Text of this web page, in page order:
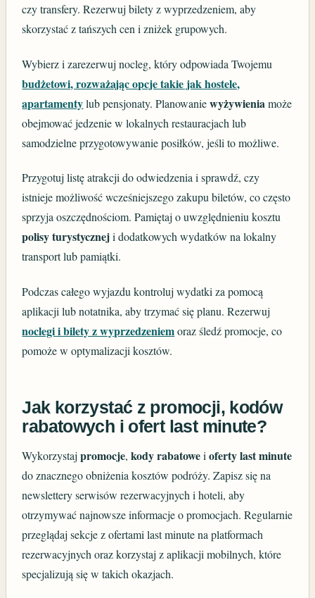
czy transfery. Rezerwuj bilety z wyprzedzeniem, aby
skorzystać z tańszych cen i zniżek grupowych.
Wybierz i zarezerwuj nocleg, który odpowiada Twojemu
budżetowi, rozważając opcje takie jak hostele,
apartamentylub pensjonaty. Planowaniewyżywienia może
obejmować jedzenie w lokalnych restauracjach lub
samodzielne przygotowywanie posiłków, jeśli to możliwe.
Przygotuj listę atrakcji do odwiedzenia i sprawdź, czy
istnieje możliwość wcześniejszego zakupu biletów, co często
sprzyja oszczędnościom. Pamiętaj o uwzględnieniu kosztu
polisy turystyczneji dodatkowych wydatków na lokalny
transport lub pamiątki.
Podczas całego wyjazdu kontroluj wydatki za pomocą
aplikacji lub notatnika, aby trzymać się planu. Rezerwuj
noclegi i bilety z wyprzedzeniemoraz śledź promocje, co
pomoże w optymalizacji kosztów.
Jak korzystać z promocji, kodów
rabatowych i ofert last minute?
Wykorzystajpromocje,kody rabatoweioferty last minute
do znacznego obniżenia kosztów podróży. Zapisz się na
newslettery serwisów rezerwacyjnych i hoteli, aby
otrzymywać najnowsze informacje o promocjach. Regularnie
przeglądaj sekcje z ofertami last minute na platformach
rezerwacyjnych oraz korzystaj z aplikacji mobilnych, które
specjalizują się w takich okazjach.